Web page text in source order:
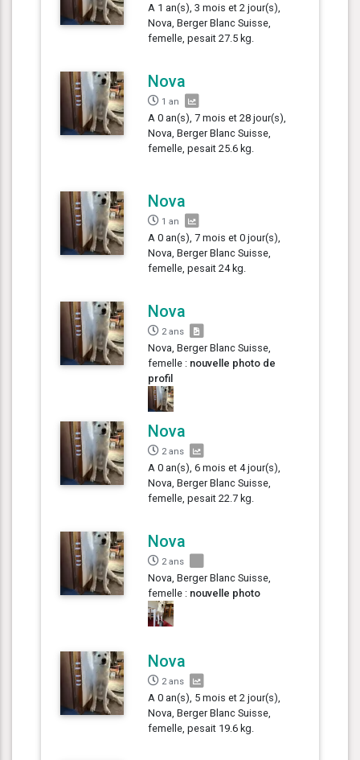
A 1 an(s), 3 mois et 2 jour(s),
Nova, Berger Blanc Suisse,
femelle, pesait 27.5 kg.
Nova
1 an
A 0 an(s), 7 mois et 28 jour(s),
Nova, Berger Blanc Suisse,
femelle, pesait 25.6 kg.
Nova
1 an
A 0 an(s), 7 mois et 0 jour(s),
Nova, Berger Blanc Suisse,
femelle, pesait 24 kg.
Nova
2 ans
Nova, Berger Blanc Suisse,
femelle : nouvelle photo de
profil
Nova
2 ans
A 0 an(s), 6 mois et 4 jour(s),
Nova, Berger Blanc Suisse,
femelle, pesait 22.7 kg.
Nova
2 ans
Nova, Berger Blanc Suisse,
femelle : nouvelle photo
Nova
2 ans
A 0 an(s), 5 mois et 2 jour(s),
Nova, Berger Blanc Suisse,
femelle, pesait 19.6 kg.